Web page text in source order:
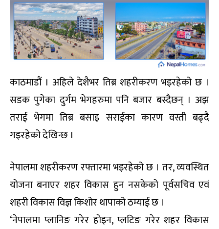
काठमाडौं । अहिले देशैभर तिब्र शहरीकरण भइरहेको छ ।
सडक पुगेका दुर्गम भेगहरुमा पनि बजार बस्दैछन् । अझ
तराई भेगमा तिब्र बसाइ सराईका कारण वस्ती बढ्दै
गइरहेको देखिन्छ ।
नेपालमा शहरीकरण रफ्तारमा भइरहेको छ । तर, व्यवस्थित
योजना बनाएर शहर विकास हुन नसकेको पूर्वसचिव एवं
शहरी विकास विज्ञ किशोर थापाको ठम्याई छ ।
‘नेपालमा प्लानिङ गरेर होइन, प्लटिङ गरेर शहर विकास